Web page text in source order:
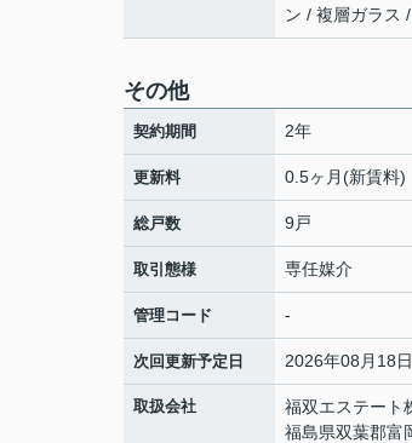
ン / 複層ガラス
その他
契約期間 2年
更新料 0.5ヶ月(新賃料)
総戸数 9戸
取引態様 専任媒介
管理コード -
次回更新予定日 2026年08月18日
取扱会社
福双エステート
福島県双葉郡富